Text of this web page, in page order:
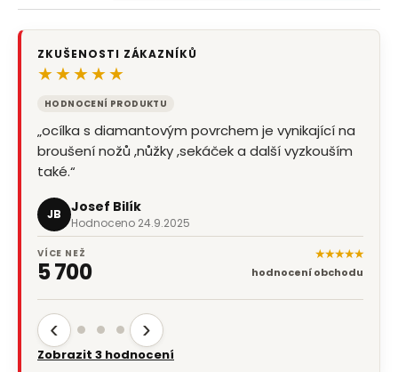
ZKUŠENOSTI ZÁKAZNÍKŮ
★★★★★
HODNOCENÍ PRODUKTU
„ocílka s diamantovým povrchem je vynikající na
broušení nožů ,nůžky ,sekáček a další vyzkouším
také.“
JB Josef Bilík
Hodnoceno 24.9.2025
VÍCE NEŽ
5 700
★★★★★
hodnocení obchodu
‹ ›
Zobrazit 3 hodnocení